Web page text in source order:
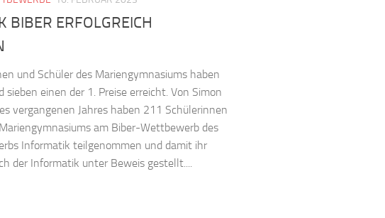
BIBER ERFOLGREICH
und Schüler des Mariengymnasiums haben
sieben einen der 1. Preise erreicht. Von Simon
vergangenen Jahres haben 211 Schülerinnen
am Biber-Wettbewerb des
Informatik teilgenommen und damit ihr
der Informatik unter Beweis gestellt....